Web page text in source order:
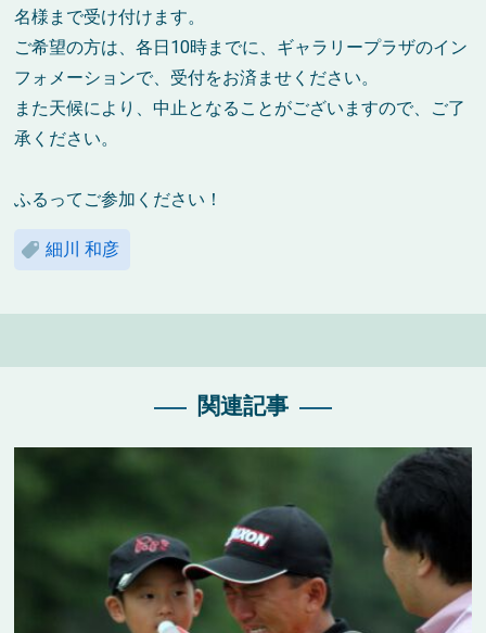
名様まで受け付けます。
ご希望の方は、各日10時までに、ギャラリープラザのイン
フォメーションで、受付をお済ませください。
また天候により、中止となることがございますので、ご了
承ください。
ふるってご参加ください！
細川 和彦
関連記事